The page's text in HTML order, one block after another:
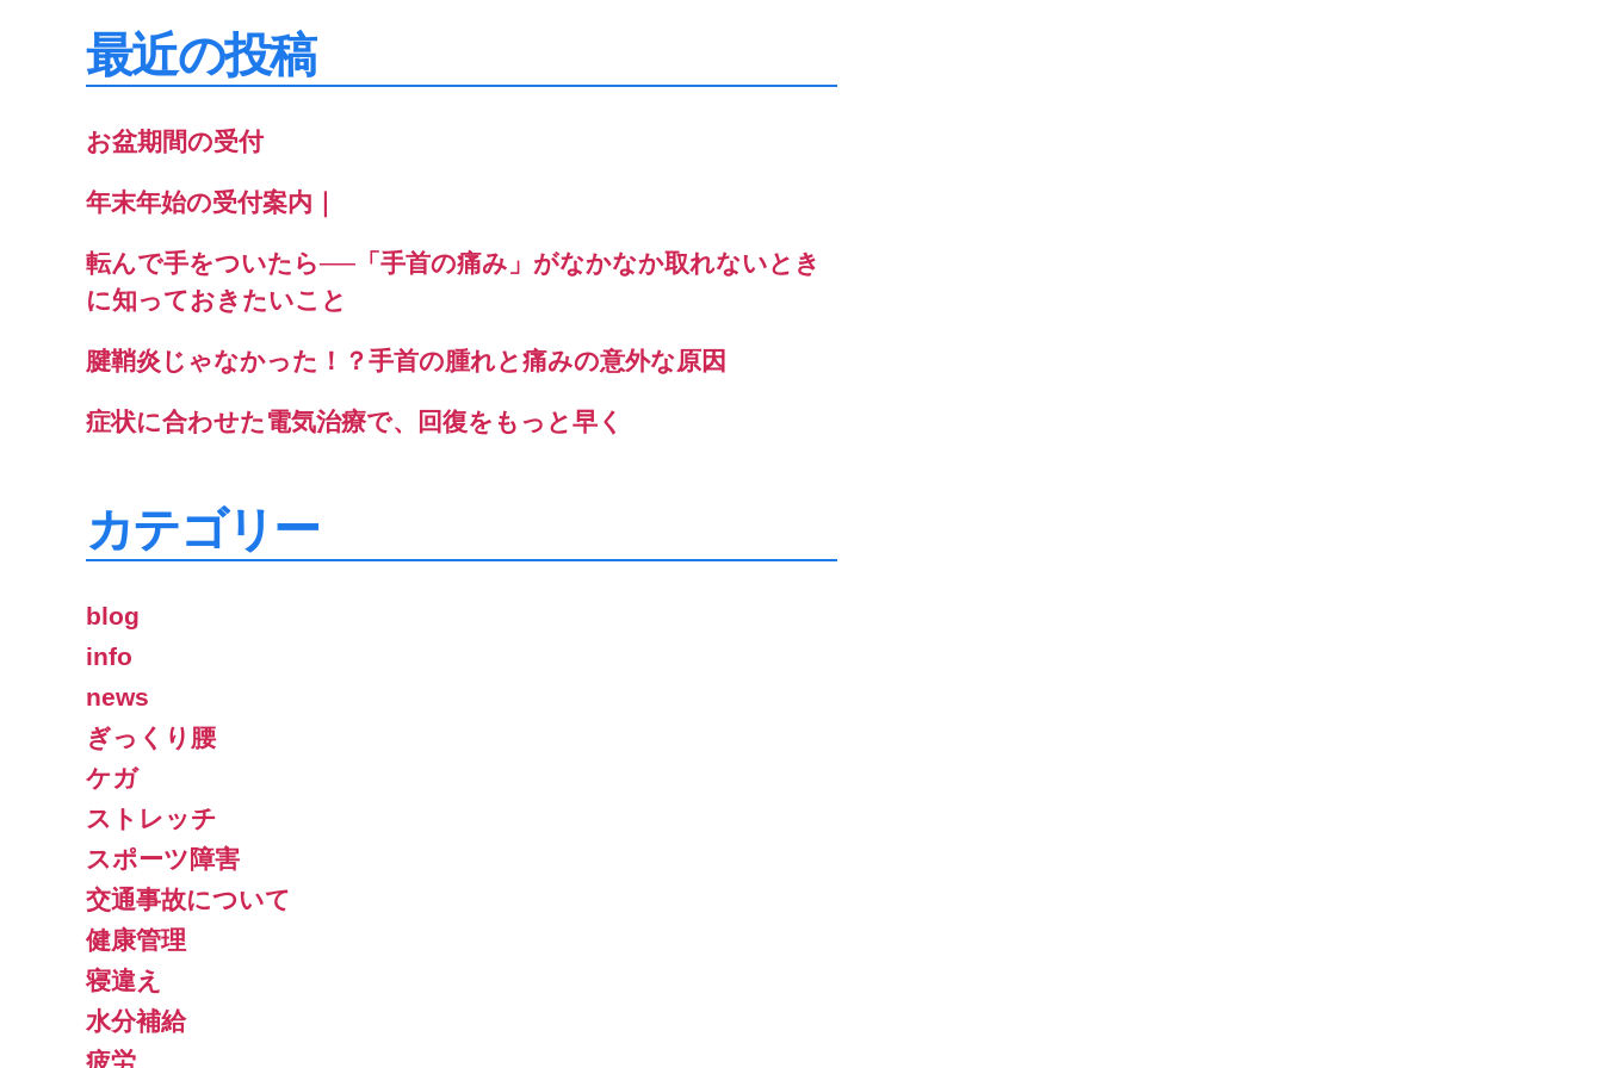
最近の投稿
お盆期間の受付
年末年始の受付案内｜
転んで手をついたら──「手首の痛み」がなかなか取れないとき
に知っておきたいこと
腱鞘炎じゃなかった！？手首の腫れと痛みの意外な原因
症状に合わせた電気治療で、回復をもっと早く
カテゴリー
blog
info
news
ぎっくり腰
ケガ
ストレッチ
スポーツ障害
交通事故について
健康管理
寝違え
水分補給
疲労